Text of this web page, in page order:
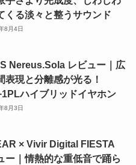
くる淡々と整うサウンド
8月4日
Nereus.Sola レビュー｜広
表現と分離感が光る！
ハイブリッドイヤホン
8月3日
× Vivir Digital FIESTA
ー｜情熱的な重低音で踊ら